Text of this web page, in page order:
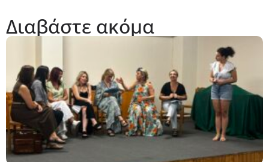
Διαβάστε ακόμα